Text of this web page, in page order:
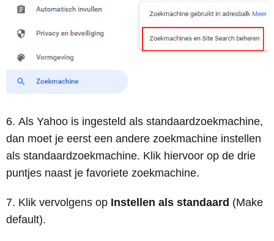
Als Yahoo is ingesteld als standaardzoekmachine,
dan moet je eerst een andere zoekmachine instellen
als standaardzoekmachine. Klik hiervoor op de drie
puntjes naast je favoriete zoekmachine.
Klik vervolgens op Instellen als standaard (Make
default).